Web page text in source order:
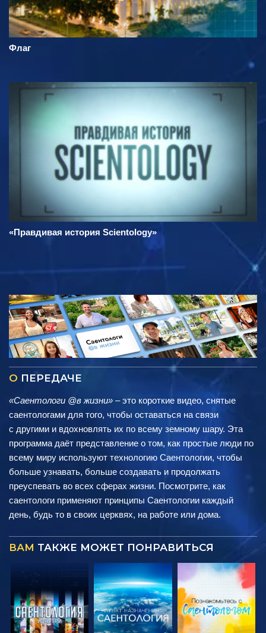
Флаг
«Правдивая история Scientology»
О ПЕРЕДАЧЕ
«Саентологи @в жизни» – это короткие видео, снятые
саентологами для того, чтобы оставаться на связи
с другими и вдохновлять их по всему земному шару. Эта
программа даёт представление о том, как простые люди по
всему миру используют технологию Саентологии, чтобы
больше узнавать, больше создавать и продолжать
преуспевать во всех сферах жизни. Посмотрите, как
саентологи применяют принципы Саентологии каждый
день, будь то в своих церквях, на работе или дома.
ВАМ ТАКЖЕ МОЖЕТ ПОНРАВИТЬСЯ